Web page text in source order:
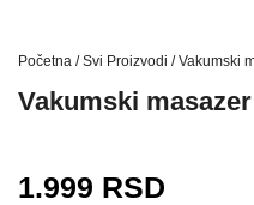
Početna /Svi Proizvodi / Vakumski
Vakumski
1.999 RSD